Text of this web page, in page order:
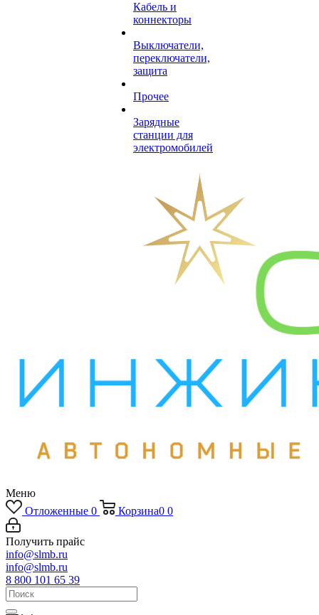
Кабель и
коннекторы
Выключатели,
переключатели,
защита
Прочее
Зарядные
станции для
электромобилей
Меню
Отложенные 0 Корзина0 0
Получить прайс
info@slmb.ru
info@slmb.ru
8 800 101 65 39